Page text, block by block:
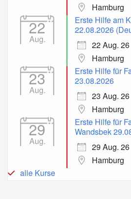
Hamburg
22
Aug.
Erste Hilfe am
22.08.2026
22 Aug. 26
Hamburg
23
Aug.
Erste Hilfe für
23.08.2026
23 Aug. 26
Hamburg
29
Aug.
Erste Hilfe für
Wandsbek
29 Aug. 26
Hamburg
alle Kurse